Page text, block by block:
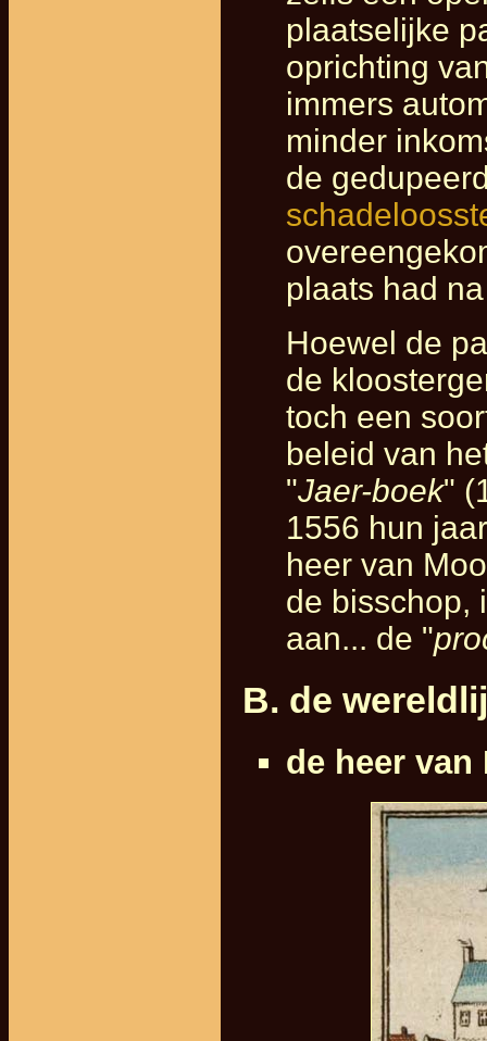
plaatselijke
oprichting
immers
minder
de
plaats had
Hoewel de
de
toch een
beleid van
"Jaer-boek"
1556 hun
heer van
de bisschop,
aan... de "
B. de
de heer van